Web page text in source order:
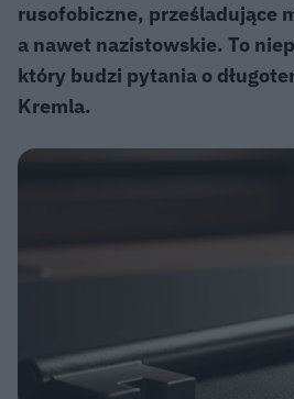
rusofobiczne, prześladujące
a nawet nazistowskie. To
który budzi pytania o
Kremla.